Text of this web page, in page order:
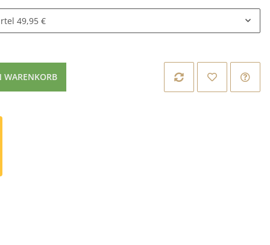
49,95 €
WARENKORB